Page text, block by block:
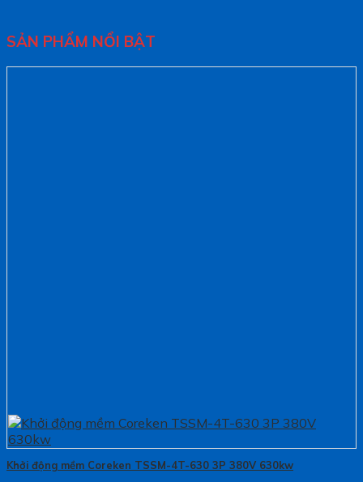
SẢN PHẨM NỔI BẬT
Khởi động mềm Coreken TSSM-4T-630 3P 380V 630kw